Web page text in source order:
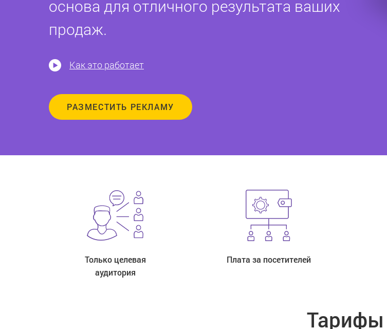
основа для отличного результата ваших
продаж.
Как это работает
РАЗМЕСТИТЬ РЕКЛАМУ
Только целевая
аудитория
Плата за посетителей
Тарифы